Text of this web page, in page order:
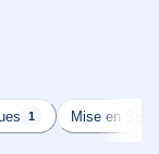
1 Mise en